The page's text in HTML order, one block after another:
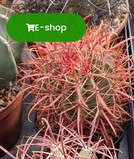
E-shop